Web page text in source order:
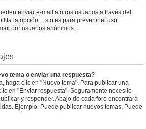
enviar e-mail a otros usuarios a través del
la opción. Esto es para prevenir el uso
por usuarios anónimos.
tema o enviar una respuesta?
haga clic en "Nuevo tema". Para publicar una
en "Enviar respuesta". Seguramente necesite
y responder. Abajo de cada foro encontrará
Ejemplo: Puede publicar nuevos temas, Puede